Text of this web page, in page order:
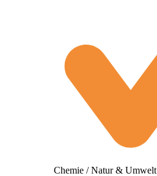
Chemie / Natur & Umwelt